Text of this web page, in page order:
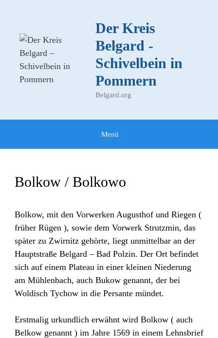
springen
Der Kreis
Belgard -
Schivelbein in
Pommern
Belgard.org
Menü
Bolkow / Bolkowo
Bolkow, mit den Vorwerken Augusthof und Riegen (
früher Rügen ), sowie dem Vorwerk Strutzmin, das
später zu Zwirnitz gehörte, liegt unmittelbar an der
Hauptstraße Belgard – Bad Polzin. Der Ort befindet
sich auf einem Plateau in einer kleinen Niederung
am Mühlenbach, auch Bukow genannt, der bei
Woldisch Tychow in die Persante mündet.
Erstmalig urkundlich erwähnt wird Bolkow ( auch
Belkow genannt ) im Jahre 1569 in einem Lehnsbrief